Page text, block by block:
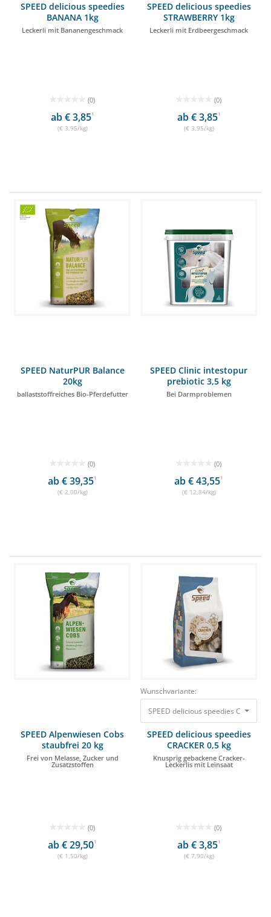
SPEED delicious speedies
BANANA 1kg
Leckerli mit Bananengeschmack
(0)
ab € 3,851
(€ 3,95/kg)
SPEED delicious speedies
STRAWBERRY 1kg
Leckerli mit Erdbeergeschmack
(0)
ab € 3,851
(€ 3,95/kg)
SPEED NaturPUR Balance
20kg
ballaststoffreiches Bio-Pferdefutter
(0)
ab € 39,351
(€ 2,00/kg)
SPEED Clinic intestopur
prebiotic 3,5 kg
Bei Darmproblemen
(0)
ab € 43,551
(€ 12,84/kg)
SPEED Alpenwiesen Cobs
staubfrei 20 kg
Frei von Melasse, Zucker und
Zusatzstoffen
(0)
ab € 29,501
(€ 1,50/kg)
Wunschvariante:
SPEED delicious speedies
CRACKER 0,5 kg
Knusprig gebackene Cracker-
Leckerlis mit Leinsaat
(0)
ab € 3,851
(€ 7,90/kg)